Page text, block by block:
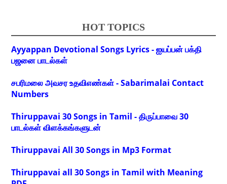
HOT TOPICS
Ayyappan Devotional Songs Lyrics - ஐயப்பன் பக்தி
பஜனை பாடல்கள்
சபரிமலை அவசர உதவிஎண்கள் - Sabarimalai Contact
Numbers
Thiruppavai 30 Songs in Tamil - திருப்பாவை 30
பாடல்கள் விளக்கங்களுடன்
Thiruppavai All 30 Songs in Mp3 Format
Thiruppavai all 30 Songs in Tamil with Meaning